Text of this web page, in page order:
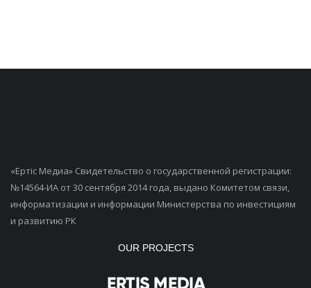
«Ертiс Медиа» Свидетельство о государственной регистрации:
№14564-ИА от 30 сентября 2014 года, выдано Комитетом связи,
информатизации и информации Министерства по инвестициям
и развитию РК
OUR PROJECTS